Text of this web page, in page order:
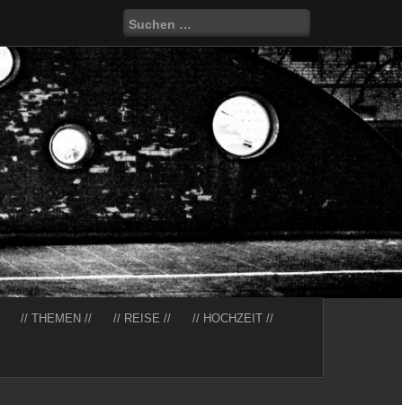
Suchen
nach:
// THEMEN // // REISE // // HOCHZEIT //